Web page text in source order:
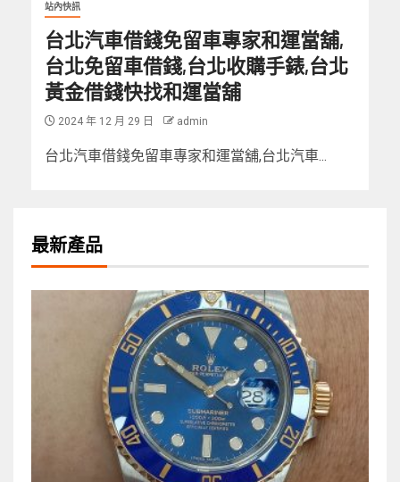
站內快訊
台北汽車借錢免留車專家和運當舖,
台北免留車借錢,台北收購手錶,台北
黃金借錢快找和運當舖
2024 年 12 月 29 日 admin
台北汽車借錢免留車專家和運當舖,台北汽車...
最新產品